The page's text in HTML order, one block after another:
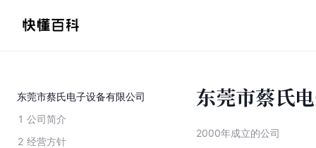
东莞市蔡氏电子设备有限公司
1 公司简介
2 经营方针
东莞市蔡氏
2000年成立的公司